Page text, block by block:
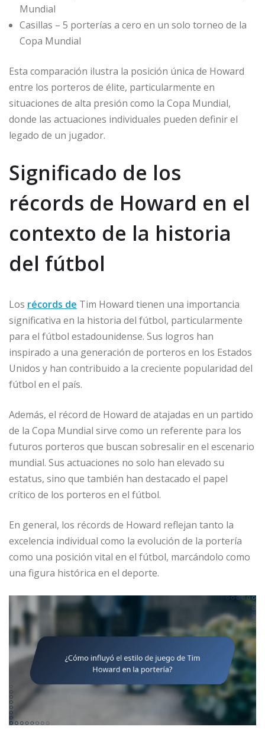
Mundial
Casillas – 5 porterías a cero en un solo torneo de la
Copa Mundial
Esta comparación ilustra la posición única de Howard
entre los porteros de élite, particularmente en
situaciones de alta presión como la Copa Mundial,
donde las actuaciones individuales pueden definir el
legado de un jugador.
Significado de los
récords de Howard en el
contexto de la historia
del fútbol
Los récords de Tim Howard tienen una importancia
significativa en la historia del fútbol, particularmente
para el fútbol estadounidense. Sus logros han
inspirado a una generación de porteros en los Estados
Unidos y han contribuido a la creciente popularidad del
fútbol en el país.
Además, el récord de Howard de atajadas en un partido
de la Copa Mundial sirve como un referente para los
futuros porteros que buscan sobresalir en el escenario
mundial. Sus actuaciones no solo han elevado su
estatus, sino que también han destacado el papel
crítico de los porteros en el fútbol.
En general, los récords de Howard reflejan tanto la
excelencia individual como la evolución de la portería
como una posición vital en el fútbol, marcándolo como
una figura histórica en el deporte.